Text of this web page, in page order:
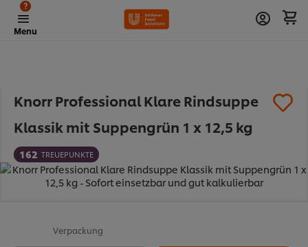
Menu
?
Knorr Professional Klare Rindsuppe
Klassik mit Suppengrün 1 x 12,5 kg
162 TREUEPUNKTE
Verpackung